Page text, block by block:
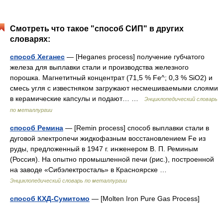
Смотреть что такое "способ СИП" в других
словарях:
способ Хеганес — [Heganes process] получение губчатого
железа для выплавки стали и производства железного
порошка. Магнетитный концентрат (71,5 % Fe^; 0,3 % SiO2) и
смесь угля с известняком загружают несмешиваемыми слоями
в керамические капсулы и подают… …
Энциклопедический словарь
по металлургии
способ Ремина — [Remin process] способ выплавки стали в
дуговой электропечи жидкофазным восстановлением Fe из
руды, предложенный в 1947 г. инженером В. П. Реминым
(Россия). На опытно промышленной печи (рис.), построенной
на заводе «Сибэлектросталь» в Красноярске …
Энциклопедический словарь по металлургии
способ КХД-Сумитомо — [Molten Iron Pure Gas Process]